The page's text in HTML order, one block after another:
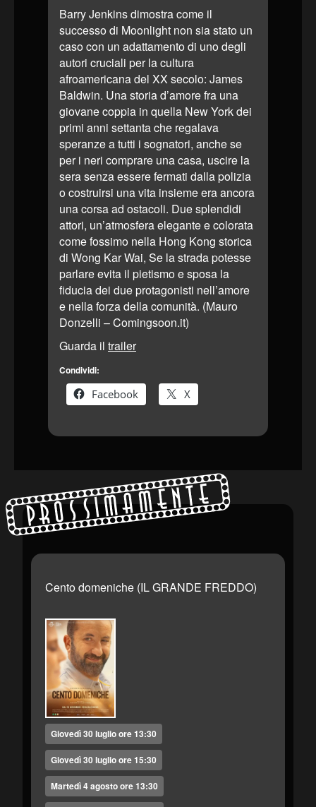
Barry Jenkins dimostra come il
successo di Moonlight non sia stato un
caso con un adattamento di uno degli
autori cruciali per la cultura
afroamericana del XX secolo: James
Baldwin. Una storia d’amore fra una
giovane coppia in quella New York dei
primi anni settanta che regalava
speranze a tutti i sognatori, anche se
per i neri comprare una casa, uscire la
sera senza essere fermati dalla polizia
o costruirsi una vita insieme era ancora
una corsa ad ostacoli. Due splendidi
attori, un’atmosfera elegante e colorata
come fossimo nella Hong Kong storica
di Wong Kar Wai, Se la strada potesse
parlare evita il pietismo e sposa la
fiducia dei due protagonisti nell’amore
e nella forza della comunità. (Mauro
Donzelli – Comingsoon.it)
Guarda il trailer
Condividi:
Facebook X
Prossimamente
Cento domeniche (IL GRANDE FREDDO)
Giovedì 30 luglio ore 13:30
Giovedì 30 luglio ore 15:30
Martedì 4 agosto ore 13:30